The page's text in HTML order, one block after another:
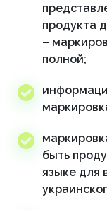
продукта
–
полной;
быть
языке для